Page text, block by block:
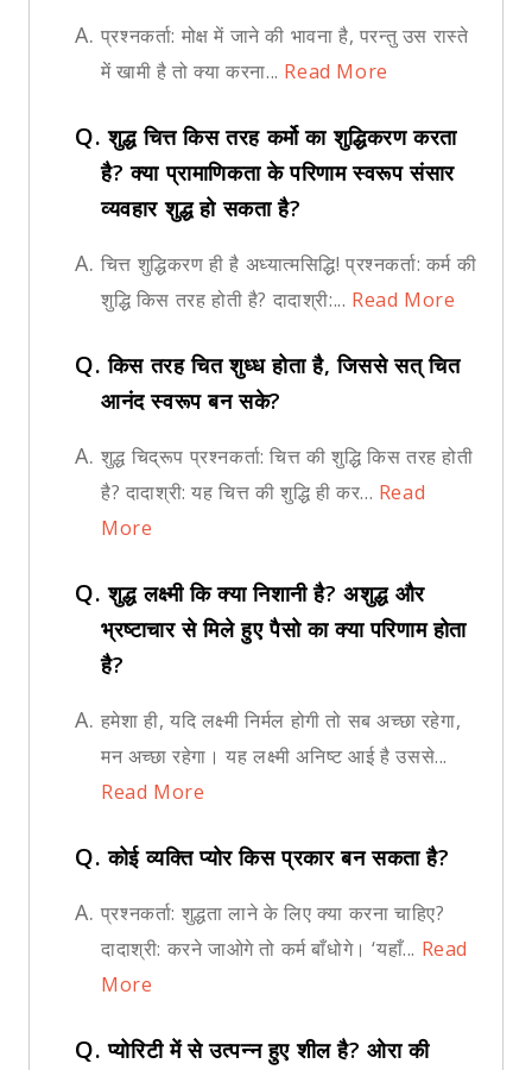
A. प्रश्नकर्ता: मोक्ष में जाने की भावना है, परन्तु उस रास्ते
में खामी है तो क्या करना... Read More
Q.शुद्ध चित्त किस तरह कर्मो का शुद्धिकरण करता
है? क्या प्रामाणिकता के परिणाम स्वरूप संसार
व्यवहार शुद्ध हो सकता है?
A. चित्त शुद्धिकरण ही है अध्यात्मसिद्धि! प्रश्नकर्ता: कर्म की
शुद्धि किस तरह होती है? दादाश्री:... Read More
Q.किस तरह चित शुध्ध होता है, जिससे सत् चित
आनंद स्वरूप बन सके?
A. शुद्ध चिद्रूप प्रश्नकर्ता: चित्त की शुद्धि किस तरह होती
है? दादाश्री: यह चित्त की शुद्धि ही कर... Read
More
Q.शुद्ध लक्ष्मी कि क्या निशानी है? अशुद्ध और
भ्रष्टाचार से मिले हुए पैसो का क्या परिणाम होता
है?
A. हमेशा ही, यदि लक्ष्मी निर्मल होगी तो सब अच्छा रहेगा,
मन अच्छा रहेगा। यह लक्ष्मी अनिष्ट आई है उससे...
Read More
Q.कोई व्यक्ति प्योर किस प्रकार बन सकता है?
A. प्रश्नकर्ता: शुद्धता लाने के लिए क्या करना चाहिए?
दादाश्री: करने जाओगे तो कर्म बाँधोगे। ‘यहाँ... Read
More
Q.प्योरिटी में से उत्पन्न हुए शील है? ओरा की